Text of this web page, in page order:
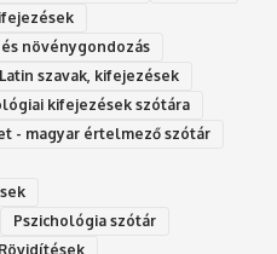
növénygondozás
Latin szavak, kifejezések
kifejezések szótára
- magyar értelmező szótár
Ps‮gólohciz‬ia s‮átóz‬r
Rövidítések